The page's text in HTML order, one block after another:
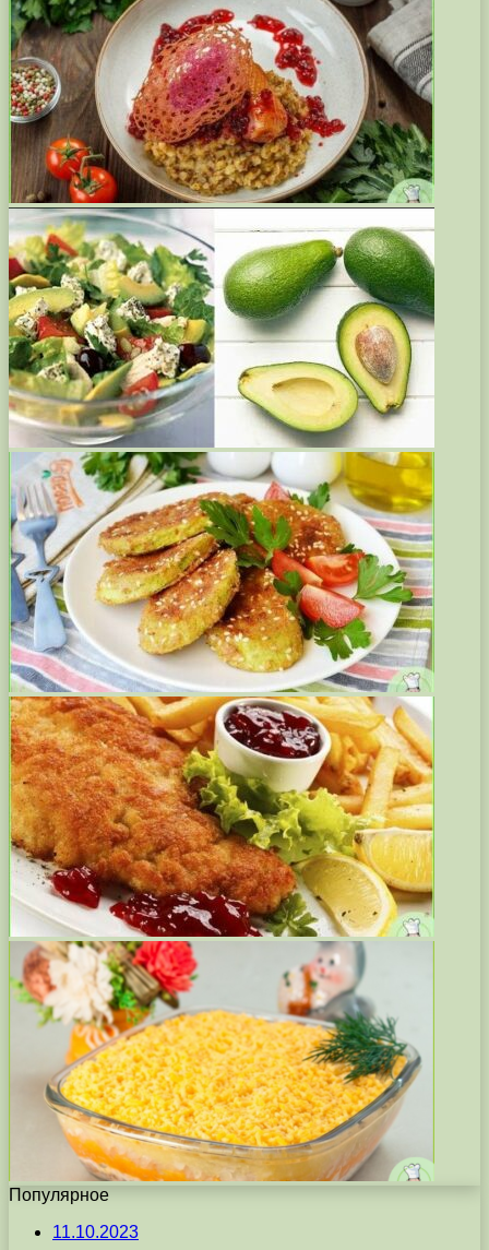
Популярное
11.10.2023